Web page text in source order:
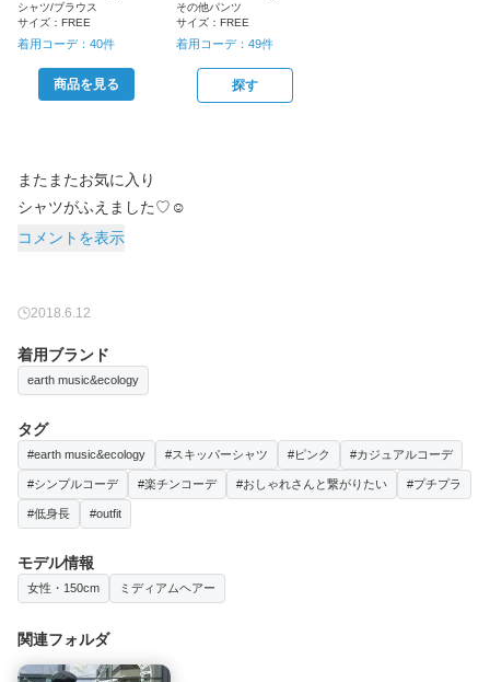
シャツ/ブラウス
サイズ： FREE
着用コーデ： 40件
商品を見る
その他パンツ
サイズ：FREE
着用コーデ：49件
探す
またまたお気に入り
シャツがふえました♡☺︎
コメントを表示
2018.6.12
着用ブランド
earth music&ecology
タグ
#earth music&ecology #スキッパーシャツ #ピンク #カジュアルコーデ
#シンプルコーデ #楽チンコーデ #おしゃれさんと繋がりたい #プチプラ
#低身長 #outfit
モデル情報
女性・150cm ミディアムヘアー
関連フォルダ